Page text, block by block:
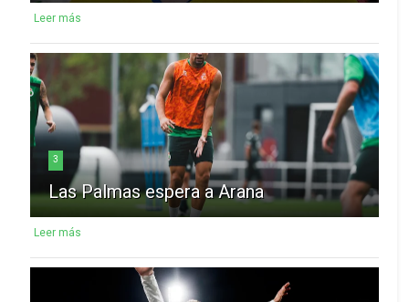
Leer más
3
Las Palmas espera a Arana
Leer más